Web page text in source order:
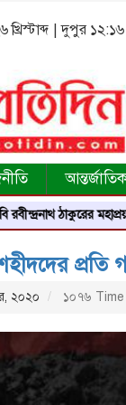
| দুপুর ১২:১৬
মহাপ্রয়ান দিবসে
প্রতি
২০২০ ১০৭৬